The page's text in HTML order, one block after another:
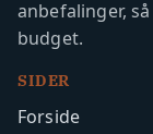
anbefalinger,
budget.
SIDER
Forside